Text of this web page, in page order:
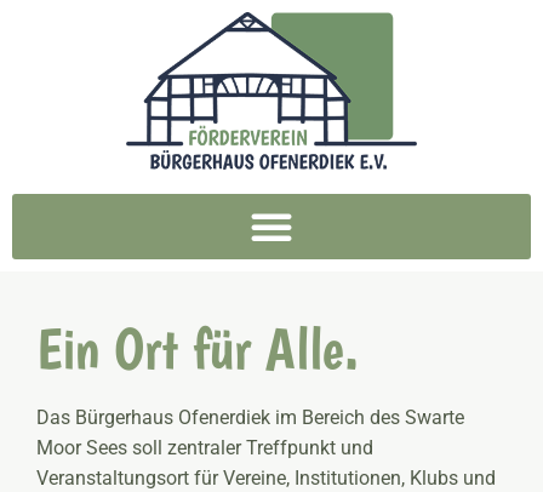
Ein Ort für Alle.
Das Bürgerhaus Ofenerdiek im Bereich des Swarte
Moor Sees soll zentraler Treffpunkt und
Veranstaltungsort für Vereine, Institutionen, Klubs und